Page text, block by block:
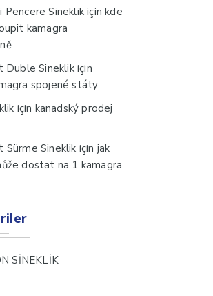
Pencere Sineklik içinkde
kamagra
Duble Sineklikiçin
spojené státy
için kanadský prodej
Sürme Sineklik için jak
dostat na 1 kamagra
SİNEKLİK